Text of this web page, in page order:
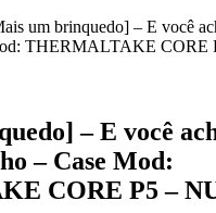
um brinquedo] – E você
THERMALTAKE CORE
– E você
– Case Mod:
CORE P5 –